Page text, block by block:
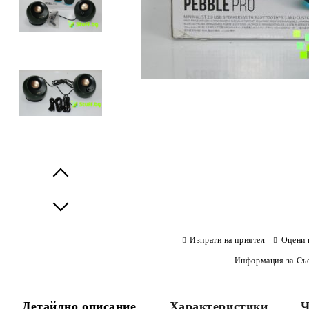
Изпрати на приятел Оцени
Информация за
Детайлно описание Характеристики